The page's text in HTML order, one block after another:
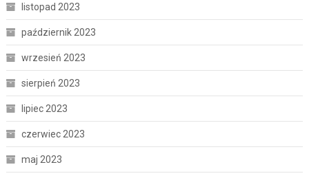
listopad 2023
październik 2023
wrzesień 2023
sierpień 2023
lipiec 2023
czerwiec 2023
maj 2023